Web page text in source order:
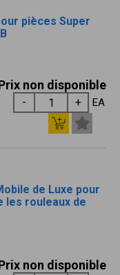
pièces Super
non disponible
EA
de Luxe pour
les rouleaux de
non disponible